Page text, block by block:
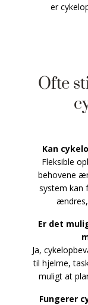
er
Ofte
Kan
Fleksible
behovene
system kan
ændres,
Er det
Ja,
til hjelme,
muligt at
Fungerer